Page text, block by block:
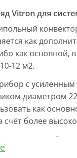
Vitron для
как
как основной,
12 м2.
с усиленным
диаметром
как
счёт более
на